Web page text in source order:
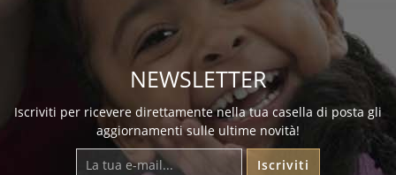
NEWSLETTER
Iscriviti per ricevere direttamente nella tua casella di posta gli
aggiornamenti sulle ultime novità!
Iscriviti